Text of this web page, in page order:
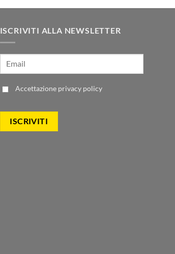
ISCRIVITI ALLA NEWSLETTER
Accettazione privacy policy